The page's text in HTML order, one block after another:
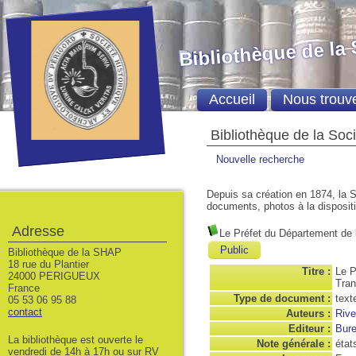
Bibliothèque de la
Nouvelle recherche
Depuis sa création en 1874, la
documents, photos à la
Le Préfet du Département
Public
Titre : Le
Type de document :
Auteurs :
Editeur :
Note générale :
Bibliothèque de la
Accueil Nous
Adresse
Bibliothèque de la SHAP
18 rue du Plantier
24000 PERIGUEUX
France
05 53 06 95 88
contact
La bibliothèque est ouverte le
vendredi de 14h à 17h ou sur RV